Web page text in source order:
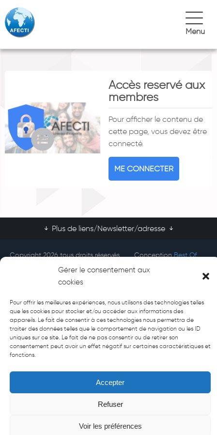
Gérer le consentement aux
cookies
Pour offrir les meilleures expériences, nous utilisons des technologies telles
que les cookies pour stocker et/ou accéder aux informations des
appareils. Le fait de consentir à ces technologies nous permettra de
traiter des données telles que le comportement de navigation ou les ID
uniques sur ce site. Le fait de ne pas consentir ou de retirer son
consentement peut avoir un effet négatif sur certaines caractéristiques et
fonctions.
Accepter
Refuser
Voir les préférences
Menu
Accès reservé aux
membres
Pour afficher le contenu de
cette page, vous devez être
connecté.
ME CONNECTER
Plus de liens/Newsletter/adresse
Copyright 2026 tous droits réservés
ConceptionBest Of
Site